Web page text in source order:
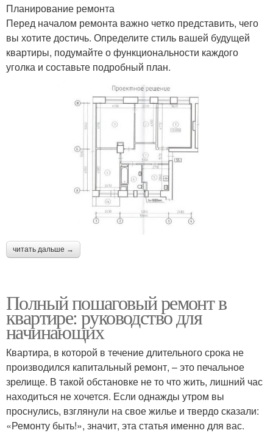
Планирование ремонта
Перед началом ремонта важно четко представить, чего
вы хотите достичь. Определите стиль вашей будущей
квартиры, подумайте о функциональности каждого
уголка и составьте подробный план.
читать дальше →
Полный пошаговый ремонт в
квартире: руководство для
начинающих
Квартира, в которой в течение длительного срока не
производился капитальный ремонт, – это печальное
зрелище. В такой обстановке не то что жить, лишний час
находиться не хочется. Если однажды утром вы
проснулись, взглянули на свое жилье и твердо сказали:
«Ремонту быть!», значит, эта статья именно для вас.